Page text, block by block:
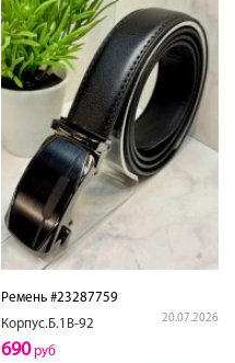
Ремень #23287759
Корпус.Б.1В-92
20.07.2026
690руб